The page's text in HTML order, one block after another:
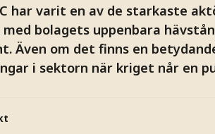
har varit en av de starkaste
med bolagets uppenbara
Även om det finns en
i sektorn när kriget når en